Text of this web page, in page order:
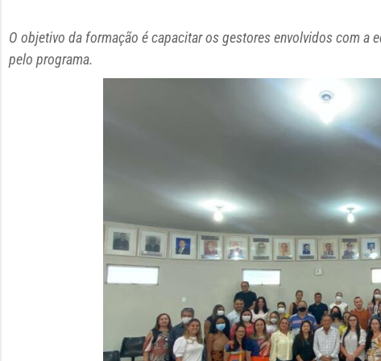
O objetivo da formação é capacitar os gestores envolvidos com a
pelo programa.